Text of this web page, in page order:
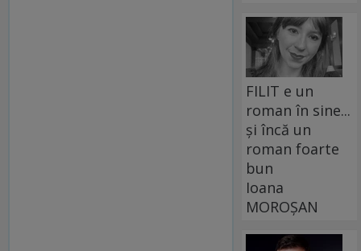
FILIT e un
roman în sine...
și încă un
roman foarte
bun
Ioana
MOROȘAN